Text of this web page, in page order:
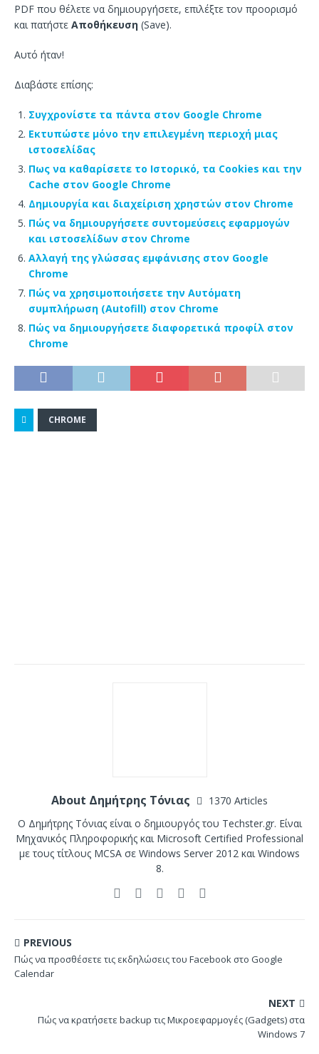
PDF που θέλετε να δημιουργήσετε, επιλέξτε τον προορισμό
και πατήστε Αποθήκευση (Save).
Αυτό ήταν!
Διαβάστε επίσης:
Συγχρονίστε τα πάντα στον Google Chrome
Εκτυπώστε μόνο την επιλεγμένη περιοχή μιας
ιστοσελίδας
Πως να καθαρίσετε το Ιστορικό, τα Cookies και την
Cache στον Google Chrome
Δημιουργία και διαχείριση χρηστών στον Chrome
Πώς να δημιουργήσετε συντομεύσεις εφαρμογών
και ιστοσελίδων στον Chrome
Αλλαγή της γλώσσας εμφάνισης στον Google
Chrome
Πώς να χρησιμοποιήσετε την Αυτόματη
συμπλήρωση (Autofill) στον Chrome
Πώς να δημιουργήσετε διαφορετικά προφίλ στον
Chrome
CHROME
About Δημήτρης Τόνιας
1370 Articles
Ο Δημήτρης Τόνιας είναι ο δημιουργός του Techster.gr. Είναι
Μηχανικός Πληροφορικής και Microsoft Certified Professional
με τους τίτλους MCSA σε Windows Server 2012 και Windows
8.
PREVIOUS
Πώς να προσθέσετε τις εκδηλώσεις του Facebook στο Google
Calendar
NEXT
Πώς να κρατήσετε backup τις Μικροεφαρμογές (Gadgets) στα
Windows 7